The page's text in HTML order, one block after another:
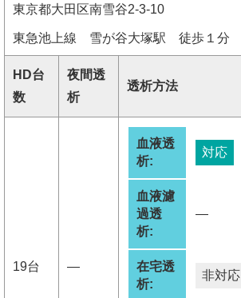
東京都大田区南雪谷2-3-10
東急池上線 雪が谷大塚駅 徒歩１分
HD台
数
夜間透
析
透析方法
19台 ―
血液透
析:
対応
血液濾
過透
析:
―
在宅透
析:
非対応